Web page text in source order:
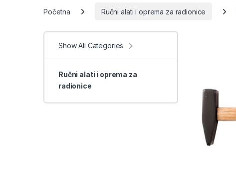
Početna Ručni alati i oprema za radionice
Show All Categories
Ručni alati i oprema za
radionice